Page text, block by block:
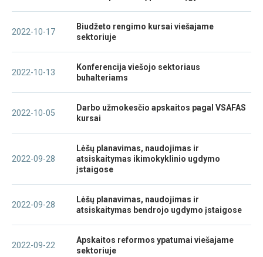
2022-10-17
Biudžeto rengimo kursai viešajame
sektoriuje
2022-10-13
Konferencija viešojo sektoriaus
buhalteriams
2022-10-05
Darbo užmokesčio apskaitos pagal VSAFAS
kursai
2022-09-28
Lėšų planavimas, naudojimas ir
atsiskaitymas ikimokyklinio ugdymo
įstaigose
2022-09-28
Lėšų planavimas, naudojimas ir
atsiskaitymas bendrojo ugdymo įstaigose
2022-09-22
Apskaitos reformos ypatumai viešajame
sektoriuje